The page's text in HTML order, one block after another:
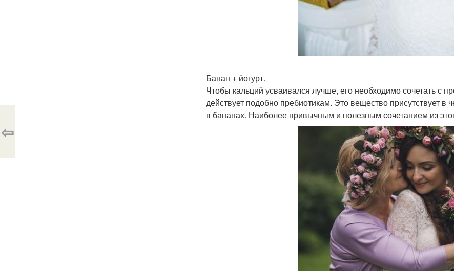
Банан + йогурт.
Чтобы кальций усваивался лучше, его необходимо сочетать с
действует подобно пребиотикам. Это вещество присутствует
в бананах. Наиболее привычным и полезным сочетанием из
⇦